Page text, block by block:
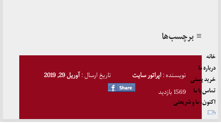
≡ برچسب‌ها
نویسنده :اپراتور سایت تاریخ ارسال :آوریل 29, 2019
1569 بازدید
خانه
درباره ما
خرید پستی
تماس با ما
اکنون، ما و شریعتی